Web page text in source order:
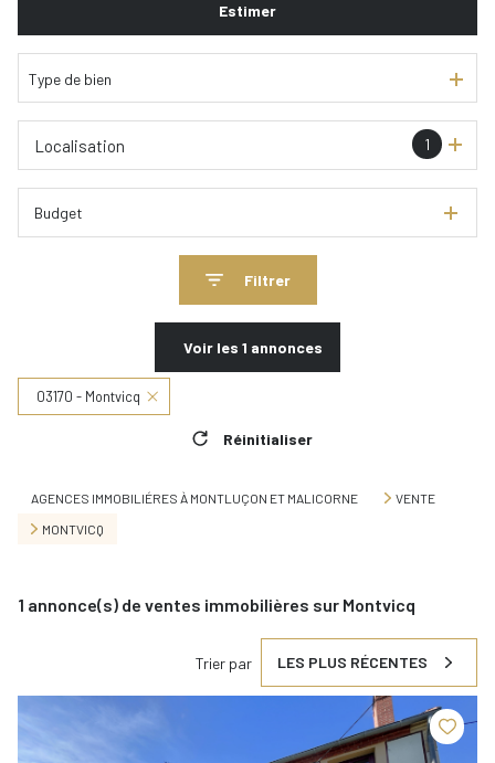
Estimer
Type de bien
1
Localisation
Budget
Filtrer
Voir les 1 annonces
03170 - Montvicq
Réinitialiser
AGENCES IMMOBILIÉRES À MONTLUÇON ET MALICORNE
VENTE
MONTVICQ
1 annonce(s) de ventes immobilières sur Montvicq
Trier par LES PLUS RÉCENTES